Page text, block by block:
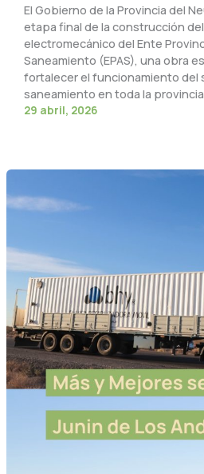
El Gobierno de la Provincia del
etapa final de la construcción
electromecánico del Ente
Saneamiento (EPAS), una obra
fortalecer el funcionamiento del
saneamiento en toda la
29 abril, 2026